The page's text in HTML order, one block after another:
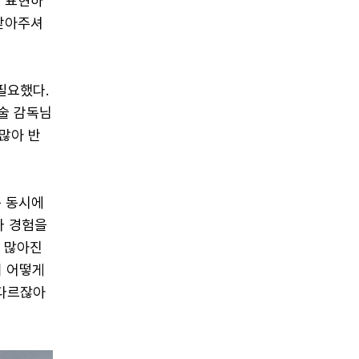
주셔
요했다.
감독님
아 반
시에
경험을
아진
떻게
르잖아